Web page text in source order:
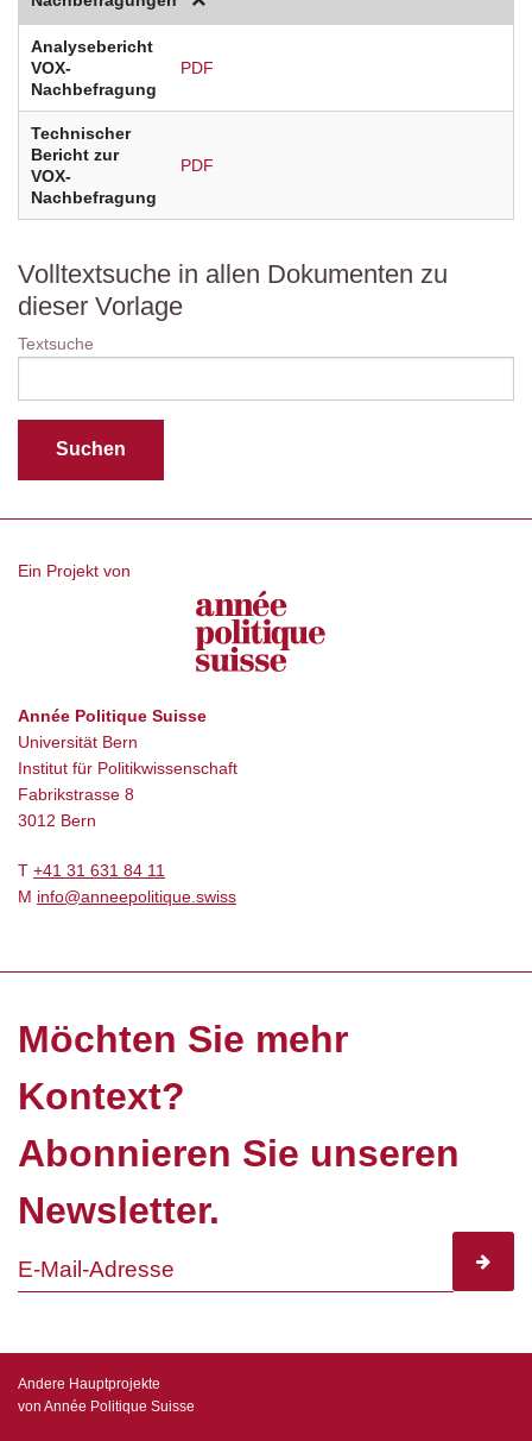
Analysebericht
VOX-
Nachbefragung
PDF
Technischer
Bericht zur
VOX-
Nachbefragung
PDF
Volltextsuche in allen Dokumenten zu
dieser Vorlage
Textsuche
Ein Projekt von
Année Politique Suisse
Universität Bern
Institut für Politikwissenschaft
Fabrikstrasse 8
3012 Bern
T +41 31 631 84 11
M info@anneepolitique.swiss
Möchten Sie mehr
Kontext?
Abonnieren Sie unseren
Newsletter.
Andere Hauptprojekte
von Année Politique Suisse